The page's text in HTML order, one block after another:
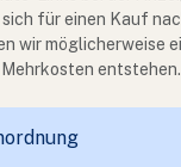
sich für einen Kauf
wir möglicherweise